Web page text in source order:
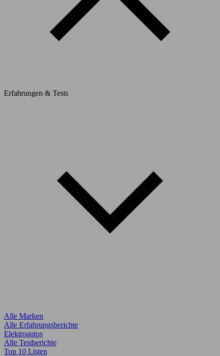
Erfahrungen & Tests
Alle Marken
Alle Erfahrungsberichte
Elektroautos
Alle Testberichte
Top 10 Listen